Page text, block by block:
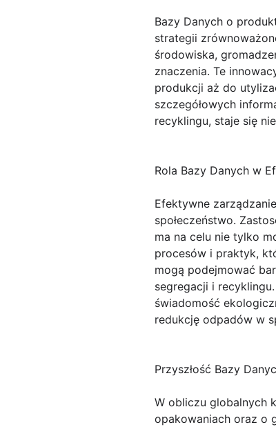
Bazy Danych o
strategii
środowiska,
znaczenia. Te
produkcji aż do
szczegółowych
recyklingu, staje się
Rola Bazy Danych w
Efektywne
społeczeństwo.
ma na celu nie tylko
procesów i praktyk,
mogą podejmować
segregacji i
świadomość
redukcję odpadów w
Przyszłość Bazy
W obliczu globalnych
opakowaniach oraz o